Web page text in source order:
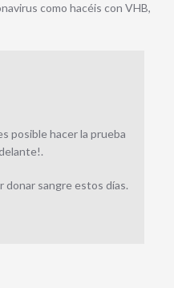
como hacéis con VHB,
posible hacer la prueba
donar sangre estos días.